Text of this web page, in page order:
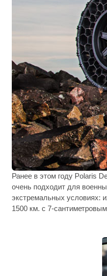
Ранее в этом году Polaris
очень подходит для
экстремальных условиях:
1500 км. с 7-